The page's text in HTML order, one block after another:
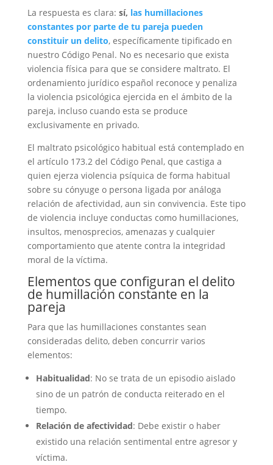
La respuesta es clara: sí, las humillaciones
constantes por parte de tu pareja pueden
constituir un delito, específicamente tipificado en
nuestro Código Penal. No es necesario que exista
violencia física para que se considere maltrato. El
ordenamiento jurídico español reconoce y penaliza
la violencia psicológica ejercida en el ámbito de la
pareja, incluso cuando esta se produce
exclusivamente en privado.
El maltrato psicológico habitual está contemplado en
el artículo 173.2 del Código Penal, que castiga a
quien ejerza violencia psíquica de forma habitual
sobre su cónyuge o persona ligada por análoga
relación de afectividad, aun sin convivencia. Este tipo
de violencia incluye conductas como humillaciones,
insultos, menosprecios, amenazas y cualquier
comportamiento que atente contra la integridad
moral de la víctima.
Elementos que configuran el delito
de humillación constante en la
pareja
Para que las humillaciones constantes sean
consideradas delito, deben concurrir varios
elementos:
Habitualidad: No se trata de un episodio aislado
sino de un patrón de conducta reiterado en el
tiempo.
Relación de afectividad: Debe existir o haber
existido una relación sentimental entre agresor y
víctima.